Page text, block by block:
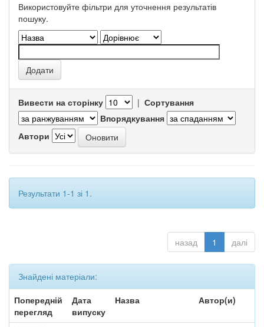
Використовуйте фільтри для уточнення результатів
пошуку.
Вивести на сторінку | Сортування
Впорядкування
Автори
Результати 1-1 зі 1.
назад 1 далі
Знайдені матеріали:
Попередній
перегляд
Дата
випуску
Назва Автор(и)